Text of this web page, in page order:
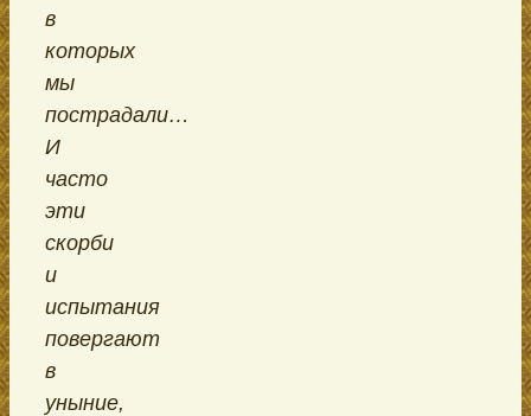
в
которых
мы
пострадали…
И
часто
эти
скорби
и
испытания
повергают
в
уныние,